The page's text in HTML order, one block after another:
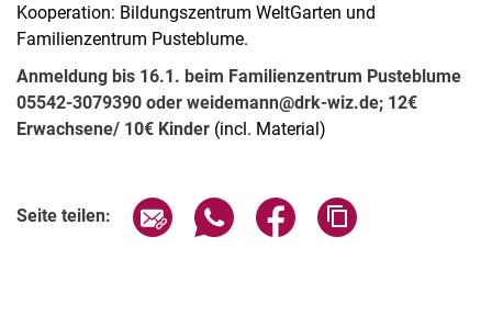
Jahresberichte
Absolvent:innen-Jahrgänge
Abgeschlossene Promotionen
Pressearchiv
Geschichte des Fachbereich Ökologische Agrarwissenschaften
Kooperation: Bildungszentrum WeltGarten und
Familienzentrum Pusteblume.
Anmeldung bis 16.1. beim Familienzentrum Pusteblume
05542-3079390 oder weidemann@drk-wiz.de; 12€
Erwachsene/ 10€ Kinder (incl. Material)
Seite teilen: Seite über E-Mail teilen
Seite über WhatsApp teilen
Seite über Facebook